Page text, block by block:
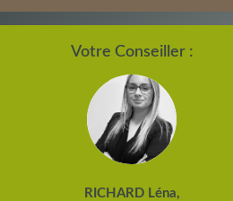
Votre Conseiller :
RICHARD Léna,